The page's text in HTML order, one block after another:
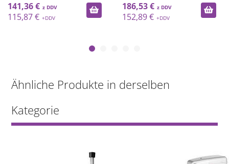
141,36 €
115,87 €
186,53 €
152,89 €
Ähnliche Produkte in derselben
Kategorie